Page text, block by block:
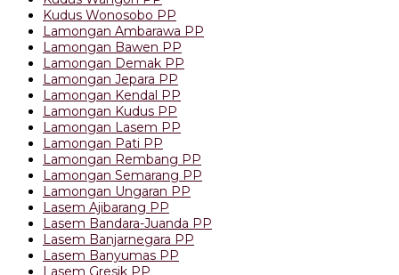
Kudus Wonosobo PP
Lamongan Ambarawa PP
Lamongan Bawen PP
Lamongan Demak PP
Lamongan Jepara PP
Lamongan Kendal PP
Lamongan Kudus PP
Lamongan Lasem PP
Lamongan Pati PP
Lamongan Rembang PP
Lamongan Semarang PP
Lamongan Ungaran PP
Lasem Ajibarang PP
Lasem Bandara-Juanda PP
Lasem Banjarnegara PP
Lasem Banyumas PP
Lasem Gresik PP